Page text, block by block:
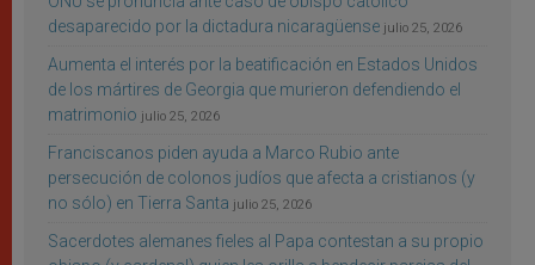
desaparecido por la dictadura nicaragüense julio 25, 2026
Aumenta el interés por la beatificación en Estados Unidos
de los mártires de Georgia que murieron defendiendo el
matrimonio julio 25, 2026
Franciscanos piden ayuda a Marco Rubio ante
persecución de colonos judíos que afecta a cristianos (y
no sólo) en Tierra Santa julio 25, 2026
Sacerdotes alemanes fieles al Papa contestan a su propio